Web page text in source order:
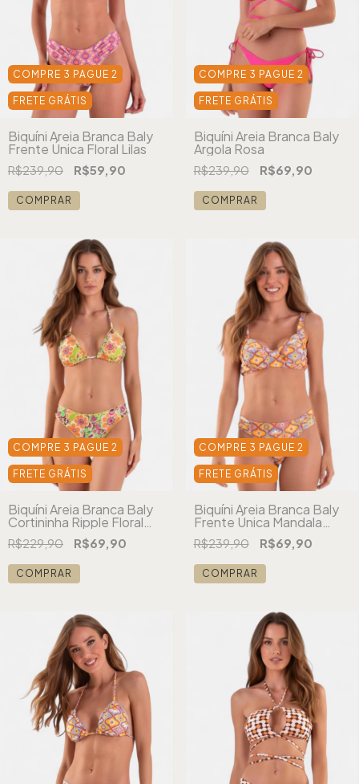
COMPRE 3 PAGUE 2
FRETE GRÁTIS
Biquíni Areia Branca Baly
Frente Única Floral Lilas
R$239,90 R$59,90
COMPRAR
COMPRE 3 PAGUE 2
FRETE GRÁTIS
Biquíni Areia Branca Baly
Argola Rosa
R$239,90 R$69,90
COMPRAR
COMPRE 3 PAGUE 2
FRETE GRÁTIS
Biquíni Areia Branca Baly
Cortininha Ripple Floral
Verde
R$229,90 R$69,90
COMPRAR
COMPRE 3 PAGUE 2
FRETE GRÁTIS
Biquíni Areia Branca Baly
Frente Única Mandala
Laranja
R$239,90 R$69,90
COMPRAR